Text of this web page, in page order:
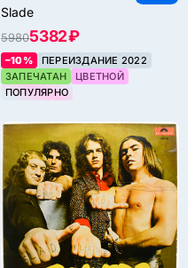
Slade
59805382 ₽
–10%
ПЕРЕИЗДАНИЕ 2022
ЗАПЕЧАТАН
ЦВЕТНОЙ
ПОПУЛЯРНО